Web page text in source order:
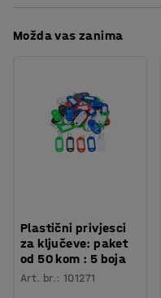
Broj za boju: RAL 7035
Procjena vremena
Težina: 20,85 kg
Možda vas zanima
Plastični privjesci
za ključeve: paket
od 50 kom : 5 boja
Art. br.:101271